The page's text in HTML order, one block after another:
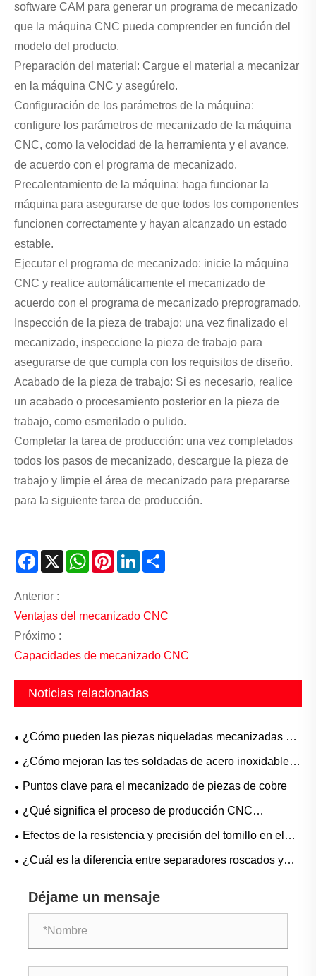
software CAM para generar un programa de mecanizado
que la máquina CNC pueda comprender en función del
modelo del producto.
Preparación del material: Cargue el material a mecanizar
en la máquina CNC y asegúrelo.
Configuración de los parámetros de la máquina:
configure los parámetros de mecanizado de la máquina
CNC, como la velocidad de la herramienta y el avance,
de acuerdo con el programa de mecanizado.
Precalentamiento de la máquina: haga funcionar la
máquina para asegurarse de que todos los componentes
funcionen correctamente y hayan alcanzado un estado
estable.
Ejecutar el programa de mecanizado: inicie la máquina
CNC y realice automáticamente el mecanizado de
acuerdo con el programa de mecanizado preprogramado.
Inspección de la pieza de trabajo: una vez finalizado el
mecanizado, inspeccione la pieza de trabajo para
asegurarse de que cumpla con los requisitos de diseño.
Acabado de la pieza de trabajo: Si es necesario, realice
un acabado o procesamiento posterior en la pieza de
trabajo, como esmerilado o pulido.
Completar la tarea de producción: una vez completados
todos los pasos de mecanizado, descargue la pieza de
trabajo y limpie el área de mecanizado para prepararse
para la siguiente tarea de producción.
Facebook
X WhatsAppPinterestLinkedIn
Anterior :
Ventajas del mecanizado CNC
Próximo :
Capacidades de mecanizado CNC
Noticias relacionadas
¿Cómo pueden las piezas niqueladas mecanizadas por
CNC mejorar el rendimiento industrial y la confiabilidad
¿Cómo mejoran las tes soldadas de acero inoxidable el
rendimiento de las tuberías industriales?
Puntos clave para el mecanizado de piezas de cobre
¿Qué significa el proceso de producción CNC
completo?
Efectos de la resistencia y precisión del tornillo en el
rendimiento del servicio
¿Cuál es la diferencia entre separadores roscados y
Déjame un mensaje